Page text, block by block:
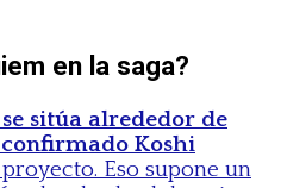
en la saga?
sitúa alrededor de
confirmado Koshi
Eso supone un